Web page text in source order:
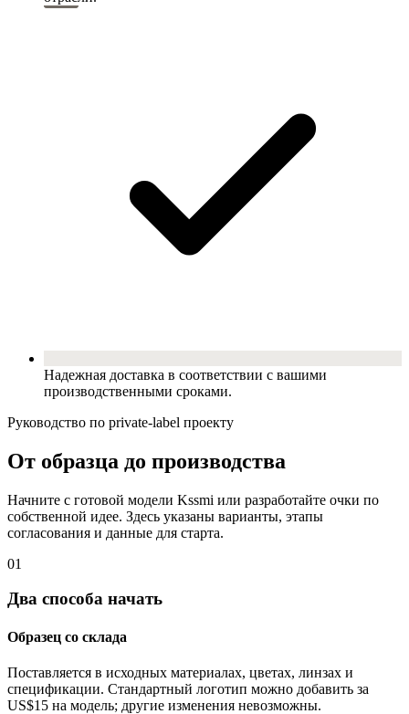
Надежная доставка в соответствии с вашими
производственными сроками.
Руководство по private-label проекту
От образца до производства
Начните с готовой модели Kssmi или разработайте очки по
собственной идее. Здесь указаны варианты, этапы
согласования и данные для старта.
01
Два способа начать
Образец со склада
Поставляется в исходных материалах, цветах, линзах и
спецификации. Стандартный логотип можно добавить за
US$15 на модель; другие изменения невозможны.